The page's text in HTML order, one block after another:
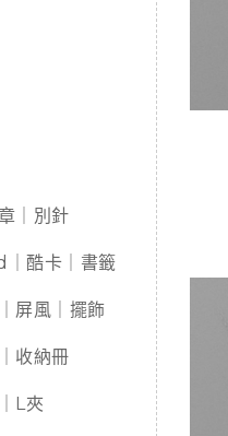
｜別針
酷卡｜書籤
屏風｜擺飾
收納冊
L夾